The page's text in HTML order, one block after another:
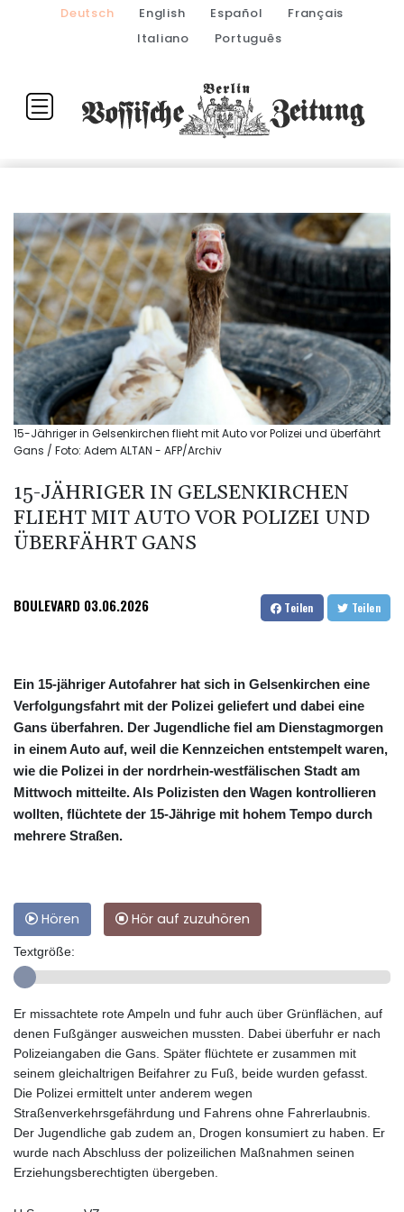
Deutsch English Español
Français
Italiano
Português
15-Jähriger in Gelsenkirchen flieht mit Auto vor Polizei und überfährt
Gans / Foto: Adem ALTAN - AFP/Archiv
15-JÄHRIGER IN GELSENKIRCHEN
FLIEHT MIT AUTO VOR POLIZEI UND
ÜBERFÄHRT GANS
BOULEVARD 03.06.2026 Teilen Teilen
Ein 15-jähriger Autofahrer hat sich in Gelsenkirchen eine
Verfolgungsfahrt mit der Polizei geliefert und dabei eine
Gans überfahren. Der Jugendliche fiel am Dienstagmorgen
in einem Auto auf, weil die Kennzeichen entstempelt waren,
wie die Polizei in der nordrhein-westfälischen Stadt am
Mittwoch mitteilte. Als Polizisten den Wagen kontrollieren
wollten, flüchtete der 15-Jährige mit hohem Tempo durch
mehrere Straßen.
Hören Hör auf zuzuhören
Textgröße:
Er missachtete rote Ampeln und fuhr auch über Grünflächen, auf
denen Fußgänger ausweichen mussten. Dabei überfuhr er nach
Polizeiangaben die Gans. Später flüchtete er zusammen mit
seinem gleichaltrigen Beifahrer zu Fuß, beide wurden gefasst.
Die Polizei ermittelt unter anderem wegen
Straßenverkehrsgefährdung und Fahrens ohne Fahrerlaubnis.
Der Jugendliche gab zudem an, Drogen konsumiert zu haben. Er
wurde nach Abschluss der polizeilichen Maßnahmen seinen
Erziehungsberechtigten übergeben.